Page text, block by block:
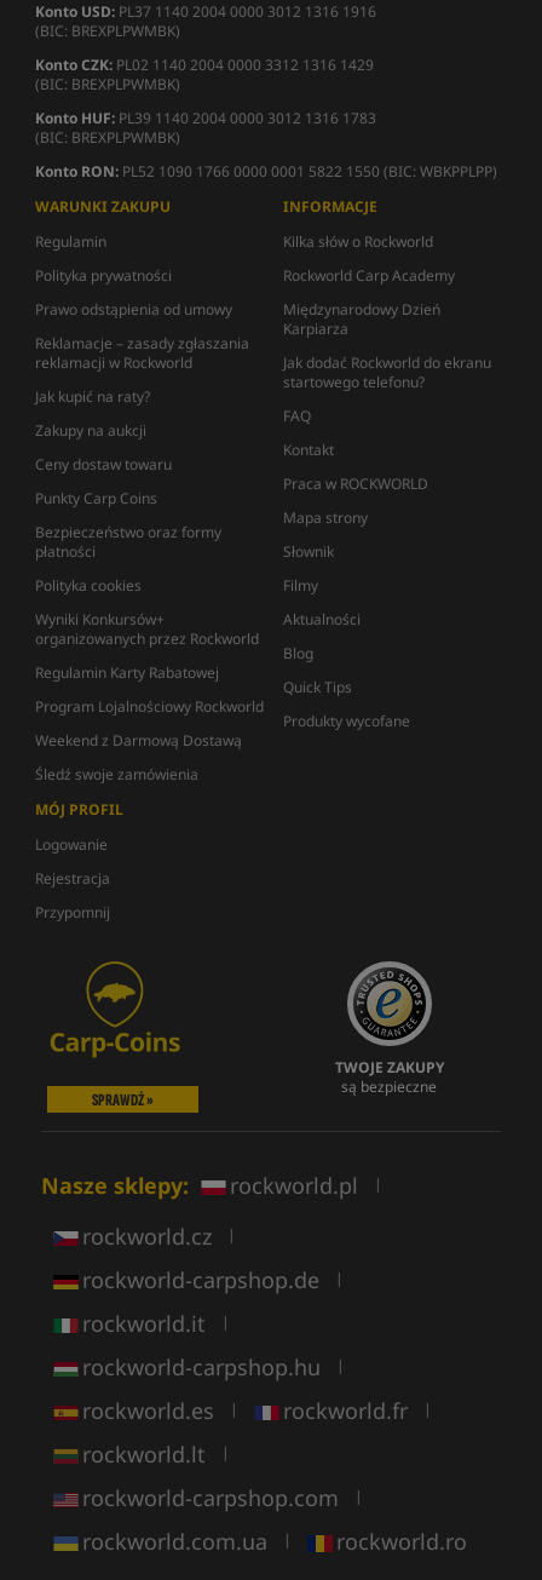
Konto USD: PL37 1140 2004 0000 3012 1316 1916
(BIC: BREXPLPWMBK)
Konto CZK: PL02 1140 2004 0000 3312 1316 1429
(BIC: BREXPLPWMBK)
Konto HUF: PL39 1140 2004 0000 3012 1316 1783
(BIC: BREXPLPWMBK)
Konto RON: PL52 1090 1766 0000 0001 5822 1550 (BIC: WBKPPLPP)
WARUNKI ZAKUPU
Regulamin
Polityka prywatności
Prawo odstąpienia od umowy
Reklamacje – zasady zgłaszania
reklamacji w Rockworld
Jak kupić na raty?
Zakupy na aukcji
Ceny dostaw towaru
Punkty Carp Coins
Bezpieczeństwo oraz formy
płatności
Polityka cookies
Wyniki Konkursów+
organizowanych przez Rockworld
Regulamin Karty Rabatowej
Program Lojalnościowy Rockworld
Weekend z Darmową Dostawą
Śledź swoje zamówienia
INFORMACJE
Kilka słów o Rockworld
Rockworld Carp Academy
Międzynarodowy Dzień
Karpiarza
Jak dodać Rockworld do ekranu
startowego telefonu?
FAQ
Kontakt
Praca w ROCKWORLD
Mapa strony
Słownik
Filmy
Aktualności
Blog
Quick Tips
Produkty wycofane
MÓJ PROFIL
Logowanie
Rejestracja
Przypomnij
SPRAWDŹ »
TWOJE ZAKUPY
są bezpieczne
Nasze sklepy: rockworld.pl |
rockworld.cz |
rockworld-carpshop.de |
rockworld.it |
rockworld-carpshop.hu |
rockworld.es | rockworld.fr |
rockworld.lt |
rockworld-carpshop.com |
rockworld.com.ua | rockworld.ro